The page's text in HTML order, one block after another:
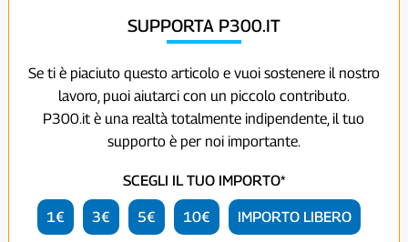
SUPPORTA P300.IT
Se ti è piaciuto questo articolo e vuoi sostenere il nostro
lavoro, puoi aiutarci con un piccolo contributo.
P300.it è una realtà totalmente indipendente, il tuo
supporto è per noi importante.
SCEGLI IL TUO IMPORTO*
1€ 3€ 5€ 10€ IMPORTO LIBERO